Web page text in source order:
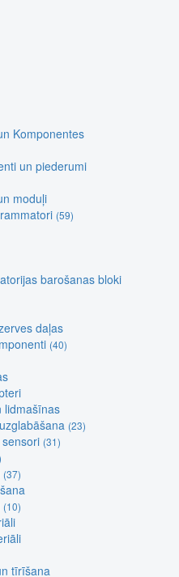
Komponentes
un piederumi
moduļi
(59)
barošanas bloki
daļas
(40)
lidmašīnas
(23)
(31)
(37)
(10)
tīrīšana